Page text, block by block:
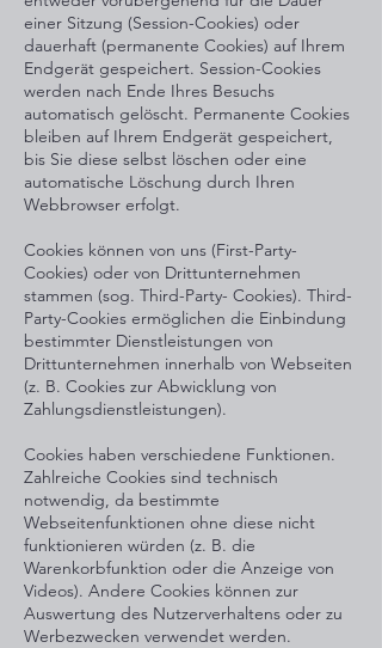
einer Sitzung (Session-Cookies) oder
dauerhaft (permanente Cookies) auf Ihrem
Endgerät gespeichert. Session-Cookies
werden nach Ende Ihres Besuchs
automatisch gelöscht. Permanente Cookies
bleiben auf Ihrem Endgerät gespeichert,
bis Sie diese selbst löschen oder eine
automatische Löschung durch Ihren
Webbrowser erfolgt.
Cookies können von uns (First-Party-
Cookies) oder von Drittunternehmen
stammen (sog. Third-Party- Cookies). Third-
Party-Cookies ermöglichen die Einbindung
bestimmter Dienstleistungen von
Drittunternehmen innerhalb von Webseiten
(z. B. Cookies zur Abwicklung von
Zahlungsdienstleistungen).
Cookies haben verschiedene Funktionen.
Zahlreiche Cookies sind technisch
notwendig, da bestimmte
Webseitenfunktionen ohne diese nicht
funktionieren würden (z. B. die
Warenkorbfunktion oder die Anzeige von
Videos). Andere Cookies können zur
Auswertung des Nutzerverhaltens oder zu
Werbezwecken verwendet werden.